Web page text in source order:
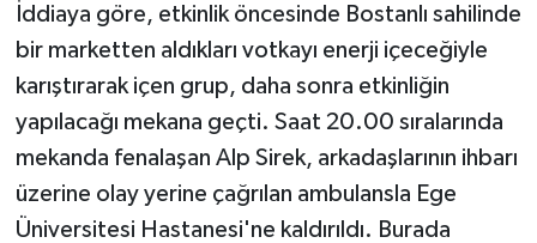
İddiaya göre, etkinlik öncesinde Bostanlı sahilinde
bir marketten aldıkları votkayı enerji içeceğiyle
karıştırarak içen grup, daha sonra etkinliğin
yapılacağı mekana geçti. Saat 20.00 sıralarında
mekanda fenalaşan Alp Sirek, arkadaşlarının ihbarı
üzerine olay yerine çağrılan ambulansla Ege
Üniversitesi Hastanesi'ne kaldırıldı. Burada